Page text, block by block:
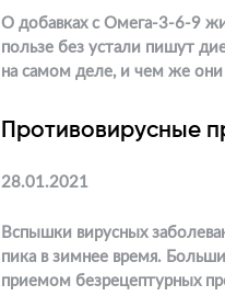
О добавках с Омега-3-6-9
пользе без устали пишут
на самом деле, и чем же они
Противовирусные
28.01.2021
Вспышки вирусных
пика в зимнее время.
приемом безрецептурных